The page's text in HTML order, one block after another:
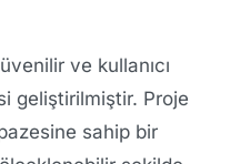
ve kullanıcı
geliştirilmiştir. Proje
sahip bir